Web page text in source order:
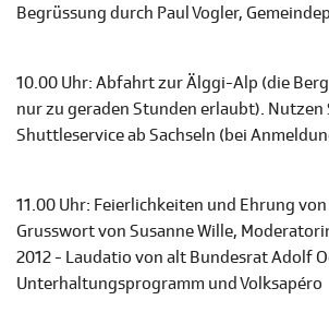
Begrüssung durch Paul Vogler,
10.00 Uhr: Abfahrt zur Älggi-Alp (die
nur zu geraden Stunden erlaubt). Nutzen
Shuttleservice ab Sachseln (bei
11.00 Uhr: Feierlichkeiten und Ehrung
Grusswort von Susanne Wille,
2012 - Laudatio von alt Bundesrat Adolf
Unterhaltungsprogramm und Volksapéro